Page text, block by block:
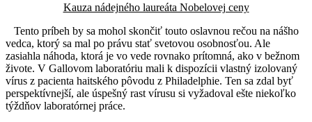
Kauza nádejného laureáta Nobelovej ceny
Tento príbeh by sa mohol skončiť touto oslavnou rečou na nášho
vedca, ktorý sa mal po právu stať svetovou osobnosťou. Ale
zasiahla náhoda, ktorá je vo vede rovnako prítomná, ako v bežnom
živote. V Gallovom laboratóriu mali k dispozícii vlastný izolovaný
vírus z pacienta haitského pôvodu z Philadelphie. Ten sa zdal byť
perspektívnejší, ale úspešný rast vírusu si vyžadoval ešte niekoľko
týždňov laboratórnej práce.